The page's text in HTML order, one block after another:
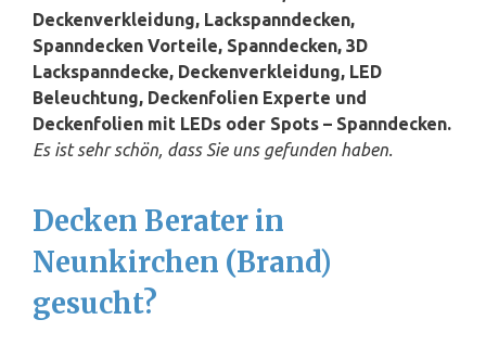
Deckenverkleidung, Lackspanndecken,
Spanndecken Vorteile, Spanndecken, 3D
Lackspanndecke, Deckenverkleidung, LED
Beleuchtung, Deckenfolien Experte und
Deckenfolien mit LEDs oder Spots – Spanndecken.
Es ist sehr schön, dass Sie uns gefunden haben.
Decken Berater in
Neunkirchen (Brand)
gesucht?